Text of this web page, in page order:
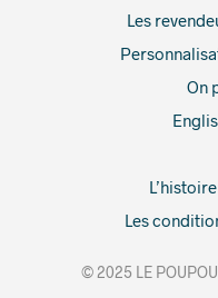
Les
On
Les
© 2025 LE